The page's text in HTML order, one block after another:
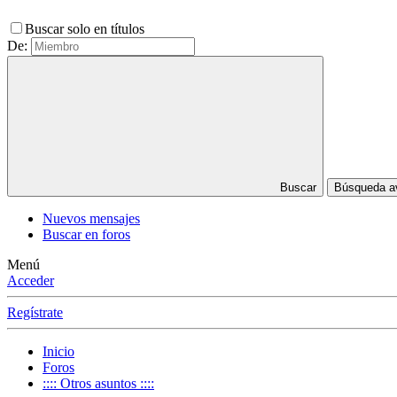
Buscar solo en títulos
De:
Buscar Búsqueda
Nuevos mensajes
Buscar en foros
Menú
Acceder
Regístrate
Inicio
Foros
:::: Otros asuntos ::::